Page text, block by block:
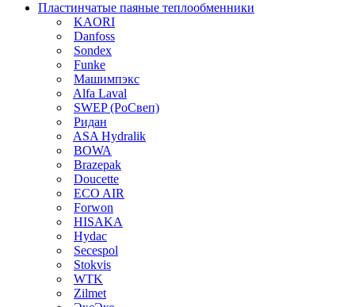
Пластинчатые паяные теплообменники
KAORI
Danfoss
Sondex
Funke
Машимпэкс
Alfa Laval
SWEP (РоСвеп)
Ридан
ASA Hydralik
BOWA
Brazepak
Doucette
ECO AIR
Forwon
HISAKA
Hydac
Secespol
Stokvis
WTK
Zilmet